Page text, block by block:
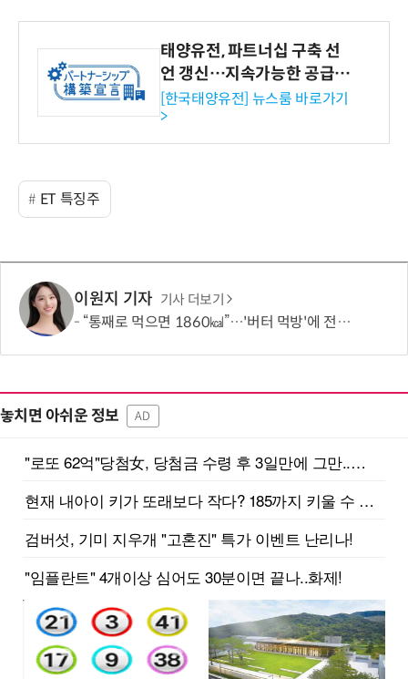
태양유전, 파트너십 구축 선
언 갱신…지속가능한 공급망
협력 강화
[한국태양유전] 뉴스룸 바로가기
>
ET 특징주
이원지 기자 기사 더보기
“통째로 먹으면 1860㎉”…'버터 먹방'에 전문가가 경고한 이유
놓치면 아쉬운 정보 AD